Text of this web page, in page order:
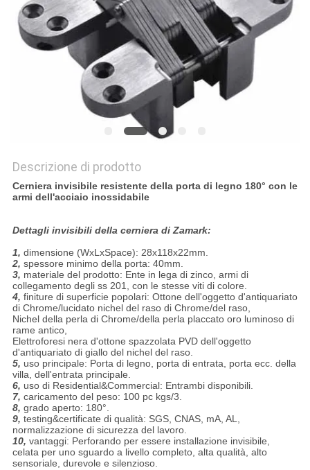
Descrizione di prodotto
Cerniera invisibile resistente della porta di legno 180° con le
armi dell'acciaio inossidabile
Dettagli invisibili della cerniera di Zamark:
1, dimensione (WxLxSpace): 28x118x22mm.
2, spessore minimo della porta: 40mm.
3, materiale del prodotto: Ente in lega di zinco, armi di
collegamento degli ss 201, con le stesse viti di colore.
4, finiture di superficie popolari: Ottone dell'oggetto d'antiquariato
di Chrome/lucidato nichel del raso di Chrome/del raso,
Nichel della perla di Chrome/della perla placcato oro luminoso di
rame antico,
Elettroforesi nera d'ottone spazzolata PVD dell'oggetto
d'antiquariato di giallo del nichel del raso.
5, uso principale: Porta di legno, porta di entrata, porta ecc. della
villa, dell'entrata principale.
6, uso di Residential&Commercial: Entrambi disponibili.
7, caricamento del peso: 100 pc kgs/3.
8, grado aperto: 180°.
9, testing&certificate di qualità: SGS, CNAS, mA, AL,
normalizzazione di sicurezza del lavoro.
10, vantaggi: Perforando per essere installazione invisibile,
celata per uno sguardo a livello completo, alta qualità, alto
sensoriale, durevole e silenzioso.